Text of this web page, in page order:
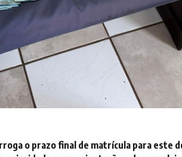
o prazo final de matrícula para este